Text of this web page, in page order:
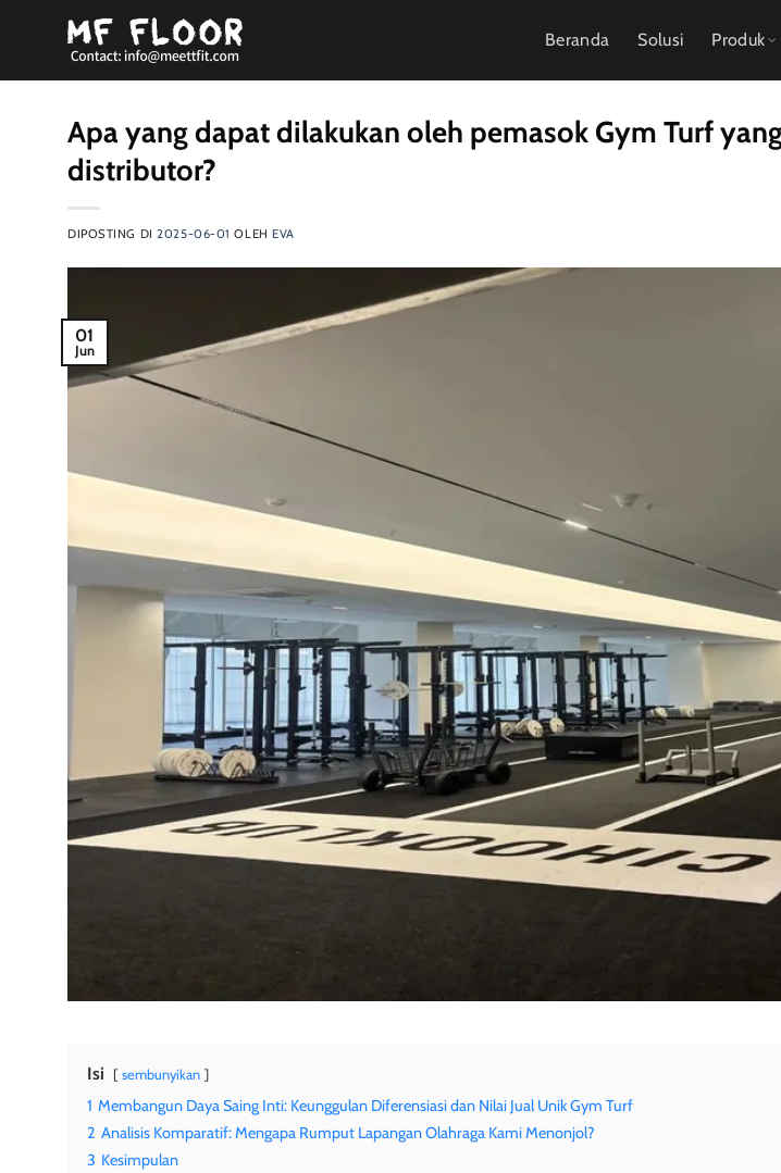
Beranda Solusi Produk
Apa yang dapat dilakukan oleh pemasok Gym Turf
distributor?
DIPOSTING DI2025-06-01 OLEH EVA
01
Jun
Isi sembunyikan
1 Membangun Daya Saing Inti: Keunggulan Diferensiasi dan Nilai Jual Unik Gym Turf
2 Analisis Komparatif: Mengapa Rumput Lapangan Olahraga Kami Menonjol?
3 Kesimpulan